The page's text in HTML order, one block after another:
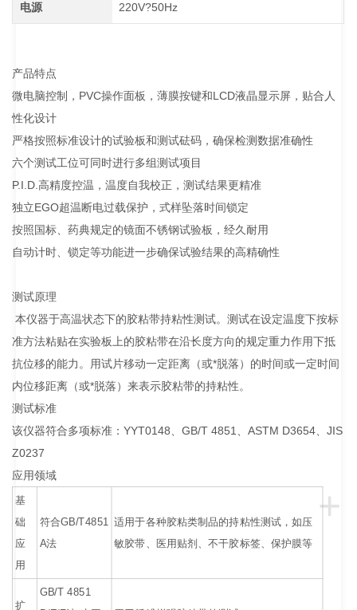
电源 220V?50Hz
产品特点
微电脑控制，PVC操作面板，薄膜按键和LCD液晶显示屏，贴合人
性化设计
严格按照标准设计的试验板和测试砝码，确保检测数据准确性
六个测试工位可同时进行多组测试项目
P.I.D.高精度控温，温度自我校正，测试结果更精准
独立EGO超温断电过载保护，式样坠落时间锁定
按照国标、药典规定的镜面不锈钢试验板，经久耐用
自动计时、锁定等功能进一步确保试验结果的高精确性
测试原理
本仪器于高温状态下的胶粘带持粘性测试。测试在设定温度下按标
准方法粘贴在实验板上的胶粘带在沿长度方向的规定重力作用下抵
抗位移的能力。用试片移动一定距离（或*脱落）的时间或一定时间
内位移距离（或*脱落）来表示胶粘带的持粘性。
测试标准
该仪器符合多项标准：YYT0148、GB/T 4851、ASTM D3654、JIS
Z0237
应用领域
+
基
础
应
用
符合GB/T4851
A法
适用于各种胶粘类制品的持粘性测试，如压
敏胶带、医用贴剂、不干胶标签、保护膜等
扩
GB/T 4851